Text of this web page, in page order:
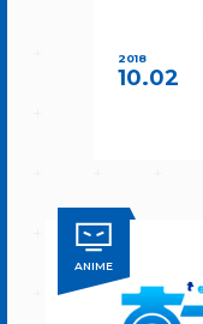
2018
10.02
ANIME